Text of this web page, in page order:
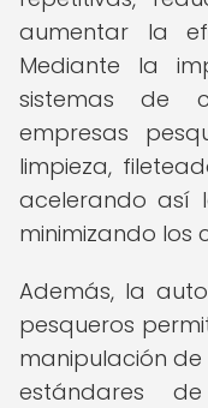
aumentar la
Mediante la
sistemas de
empresas
limpieza,
acelerando así
minimizando los
Además, la
pesqueros
manipulación
estándares